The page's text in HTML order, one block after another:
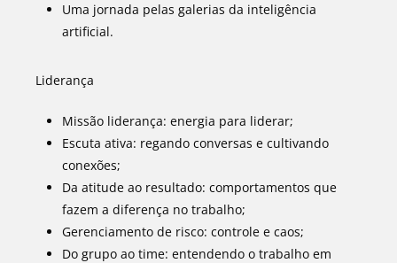
Uma jornada pelas galerias da inteligência
artificial.
Liderança
Missão liderança: energia para liderar;
Escuta ativa: regando conversas e cultivando
conexões;
Da atitude ao resultado: comportamentos que
fazem a diferença no trabalho;
Gerenciamento de risco: controle e caos;
Do grupo ao time: entendendo o trabalho em